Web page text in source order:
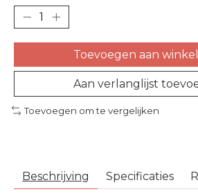
Toevoegen aan
Aan verlanglijst
Toevoegen om te vergelijken
Beschrijving Specificaties